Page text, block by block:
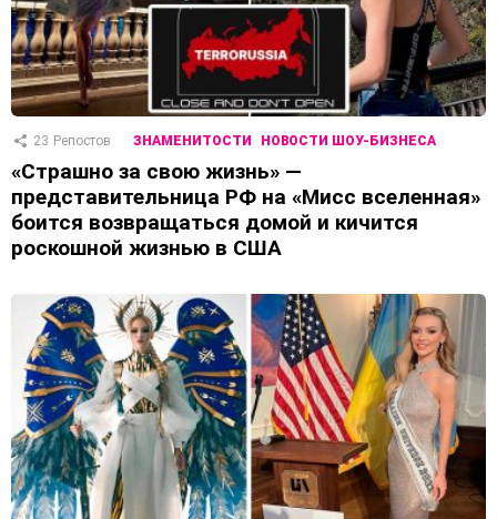
23 Репостов ЗНАМЕНИТОСТИ НОВОСТИ ШОУ-БИЗНЕСА
«Страшно за свою жизнь» —
представительница РФ на «Мисс вселенная»
боится возвращаться домой и кичится
роскошной жизнью в США